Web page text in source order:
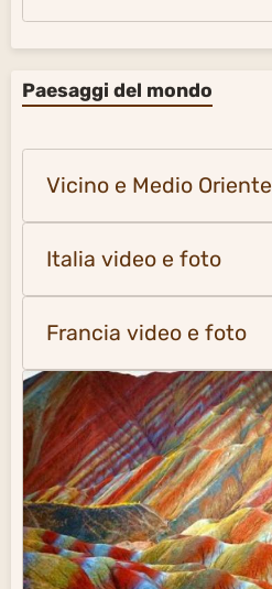
Paesaggi del mondo
Vicino e Medio Oriente
Italia video e foto
Francia video e foto